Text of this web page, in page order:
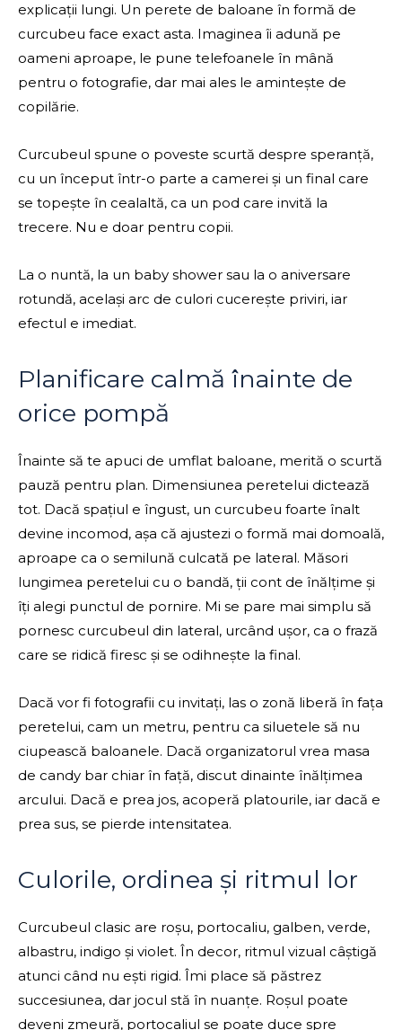
explicații lungi. Un perete de baloane în formă de
curcubeu face exact asta. Imaginea îi adună pe
oameni aproape, le pune telefoanele în mână
pentru o fotografie, dar mai ales le amintește de
copilărie.
Curcubeul spune o poveste scurtă despre speranță,
cu un început într-o parte a camerei și un final care
se topește în cealaltă, ca un pod care invită la
trecere. Nu e doar pentru copii.
La o nuntă, la un baby shower sau la o aniversare
rotundă, același arc de culori cucerește priviri, iar
efectul e imediat.
Planificare calmă înainte de
orice pompă
Înainte să te apuci de umflat baloane, merită o scurtă
pauză pentru plan. Dimensiunea peretelui dictează
tot. Dacă spațiul e îngust, un curcubeu foarte înalt
devine incomod, așa că ajustezi o formă mai domoală,
aproape ca o semilună culcată pe lateral. Măsori
lungimea peretelui cu o bandă, ții cont de înălțime și
îți alegi punctul de pornire. Mi se pare mai simplu să
pornesc curcubeul din lateral, urcând ușor, ca o frază
care se ridică firesc și se odihnește la final.
Dacă vor fi fotografii cu invitați, las o zonă liberă în fața
peretelui, cam un metru, pentru ca siluetele să nu
ciupească baloanele. Dacă organizatorul vrea masa
de candy bar chiar în față, discut dinainte înălțimea
arcului. Dacă e prea jos, acoperă platourile, iar dacă e
prea sus, se pierde intensitatea.
Culorile, ordinea și ritmul lor
Curcubeul clasic are roșu, portocaliu, galben, verde,
albastru, indigo și violet. În decor, ritmul vizual câștigă
atunci când nu ești rigid. Îmi place să păstrez
succesiunea, dar jocul stă în nuanțe. Roșul poate
deveni zmeură, portocaliul se poate duce spre